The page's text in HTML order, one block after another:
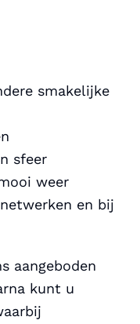
smakelijke
sfeer
weer
en bij
aangeboden
kunt u